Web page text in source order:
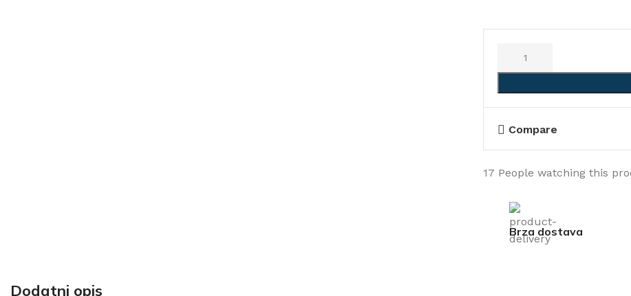
Compare
17 People watching this
Brza dostava
Dodatni opis